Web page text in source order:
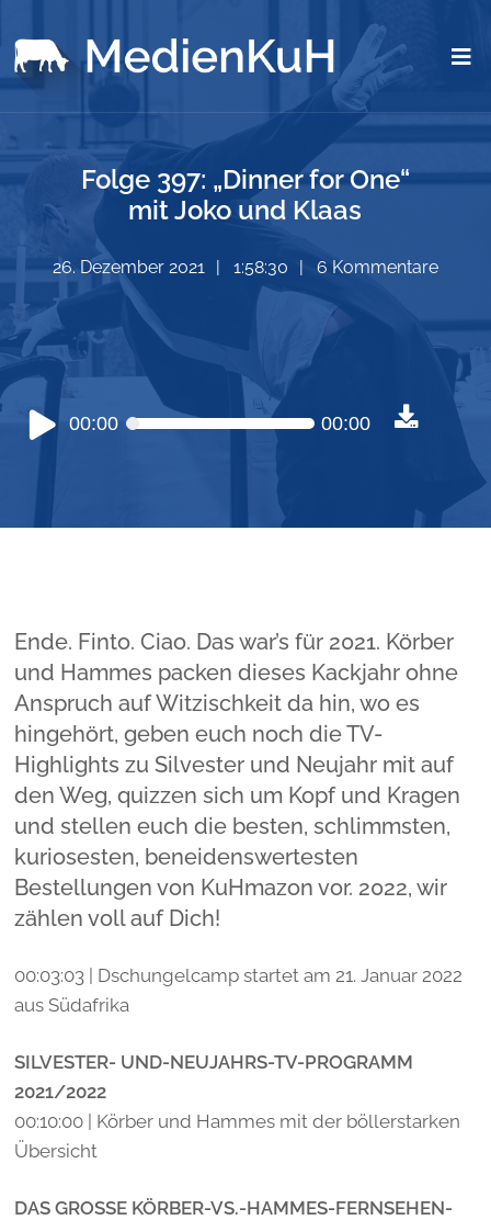
Folge 397: „Dinner for One“
mit Joko und Klaas
26. Dezember 2021 1:58:30 6 Kommentare
Audio-
Player
00:00 00:00
Ende. Finto. Ciao. Das war’s für 2021. Körber
und Hammes packen dieses Kackjahr ohne
Anspruch auf Witzischkeit da hin, wo es
hingehört, geben euch noch die TV-
Highlights zu Silvester und Neujahr mit auf
den Weg, quizzen sich um Kopf und Kragen
und stellen euch die besten, schlimmsten,
kuriosesten, beneidenswertesten
Bestellungen von KuHmazon vor. 2022, wir
zählen voll auf Dich!
00:03:03 | Dschungelcamp startet am 21. Januar 2022
aus Südafrika
SILVESTER- UND-NEUJAHRS-TV-PROGRAMM
2021/2022
00:10:00 | Körber und Hammes mit der böllerstarken
Übersicht
DAS GROSSE KÖRBER-VS.-HAMMES-FERNSEHEN-